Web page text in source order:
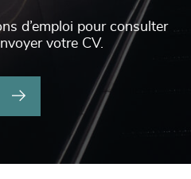
d’emploi pour consulter
votre CV.